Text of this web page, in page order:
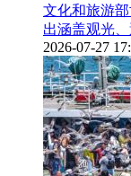
文化和旅游
出涵盖观光
2026-07-27